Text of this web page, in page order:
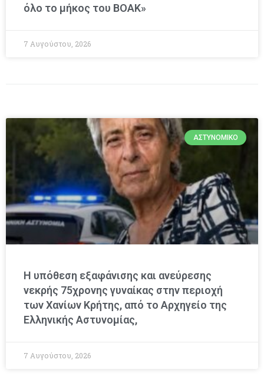
όλο το μήκος του ΒΟΑΚ»
7 Αυγούστου, 2026
ΑΣΤΥΝΟΜΙΚΌ
Η υπόθεση εξαφάνισης και ανεύρεσης
νεκρής 75χρονης γυναίκας στην περιοχή
των Χανίων Κρήτης, από το Αρχηγείο της
Ελληνικής Αστυνομίας,
7 Αυγούστου, 2026